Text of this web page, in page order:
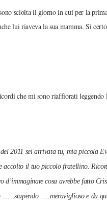
sciolta il giorno in cui per la
lui riaveva la sua mamma. Sì
che mi sono riaffiorati
2011 sei arrivata tu, mia piccola
accolto il tuo piccolo fratellino.
d’immaginare cosa avrebbe fatto
……stupendo …..meraviglioso e da